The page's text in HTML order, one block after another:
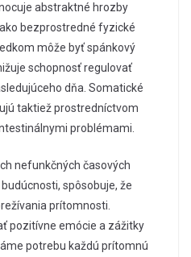
abstraktné hrozby
bezprostredné fyzické
môže byť spánkový
schopnosť regulovať
dňa. Somatické
taktiež prostredníctvom
problémami.
nefunkčných časových
spôsobuje, že
prítomnosti.
pozitívne emócie a zážitky
potrebu každú prítomnú